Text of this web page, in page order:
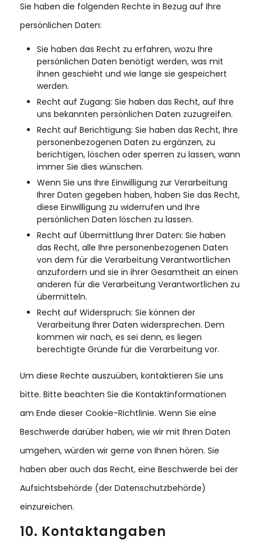
Sie haben die folgenden Rechte in Bezug auf Ihre
persönlichen Daten:
Sie haben das Recht zu erfahren, wozu Ihre
persönlichen Daten benötigt werden, was mit
ihnen geschieht und wie lange sie gespeichert
werden.
Recht auf Zugang: Sie haben das Recht, auf Ihre
uns bekannten persönlichen Daten zuzugreifen.
Recht auf Berichtigung: Sie haben das Recht, Ihre
personenbezogenen Daten zu ergänzen, zu
berichtigen, löschen oder sperren zu lassen, wann
immer Sie dies wünschen.
Wenn Sie uns Ihre Einwilligung zur Verarbeitung
Ihrer Daten gegeben haben, haben Sie das Recht,
diese Einwilligung zu widerrufen und Ihre
persönlichen Daten löschen zu lassen.
Recht auf Übermittlung Ihrer Daten: Sie haben
das Recht, alle Ihre personenbezogenen Daten
von dem für die Verarbeitung Verantwortlichen
anzufordern und sie in ihrer Gesamtheit an einen
anderen für die Verarbeitung Verantwortlichen zu
übermitteln.
Recht auf Widerspruch: Sie können der
Verarbeitung Ihrer Daten widersprechen. Dem
kommen wir nach, es sei denn, es liegen
berechtigte Gründe für die Verarbeitung vor.
Um diese Rechte auszuüben, kontaktieren Sie uns
bitte. Bitte beachten Sie die Kontaktinformationen
am Ende dieser Cookie-Richtlinie. Wenn Sie eine
Beschwerde darüber haben, wie wir mit Ihren Daten
umgehen, würden wir gerne von Ihnen hören. Sie
haben aber auch das Recht, eine Beschwerde bei der
Aufsichtsbehörde (der Datenschutzbehörde)
einzureichen.
10. Kontaktangaben